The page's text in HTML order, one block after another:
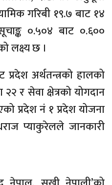
गरिबी १९.७ बाट १४
०.५०४ बाट ०.६००
लक्ष्य छ ।
प्रदेश अर्थतन्त्रको हालको
र सेवा क्षेत्रको योगदान
प्रदेश नं १ प्रदेश योजना
प्याकुरेलले जानकारी